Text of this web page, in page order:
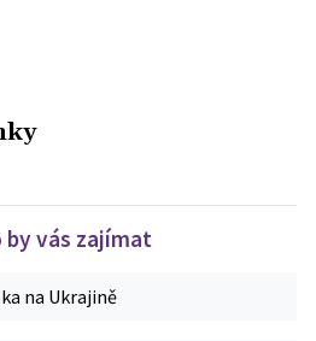
by vás zajímat
na Ukrajině